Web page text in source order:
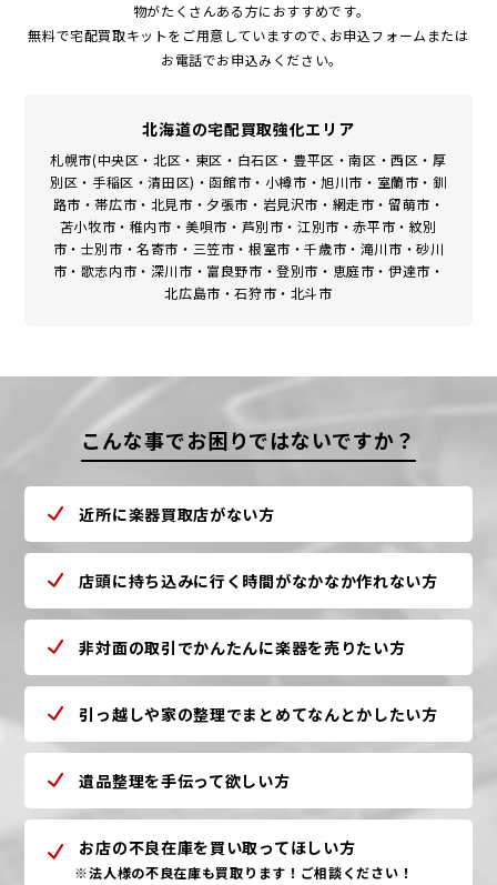
物がたくさんある方におすすめです｡
無料で宅配買取キットをご用意していますので､お申込フォームまたは
お電話でお申込みください｡
北海道の宅配買取強化エリア
札幌市(中央区・北区・東区・白石区・豊平区・南区・西区・厚
別区・手稲区・清田区)・函館市・小樽市・旭川市・室蘭市・釧
路市・帯広市・北見市・夕張市・岩見沢市・網走市・留萌市・
苫小牧市・稚内市・美唄市・芦別市・江別市・赤平市・紋別
市・士別市・名寄市・三笠市・根室市・千歳市・滝川市・砂川
市・歌志内市・深川市・富良野市・登別市・恵庭市・伊達市・
北広島市・石狩市・北斗市
こんな事でお困りではないですか？
近所に楽器買取店がない方
店頭に持ち込みに行く時間がなかなか作れない方
非対面の取引でかんたんに楽器を売りたい方
引っ越しや家の整理でまとめてなんとかしたい方
遺品整理を手伝って欲しい方
お店の不良在庫を買い取ってほしい方
※法人様の不良在庫も買取ります！ご相談ください！